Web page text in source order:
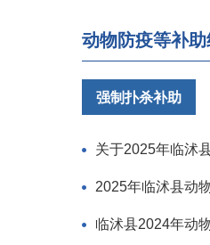
动物防疫等补
强制扑杀补助
关于2025年临沭
2025年临沭县动
临沭县2024年动